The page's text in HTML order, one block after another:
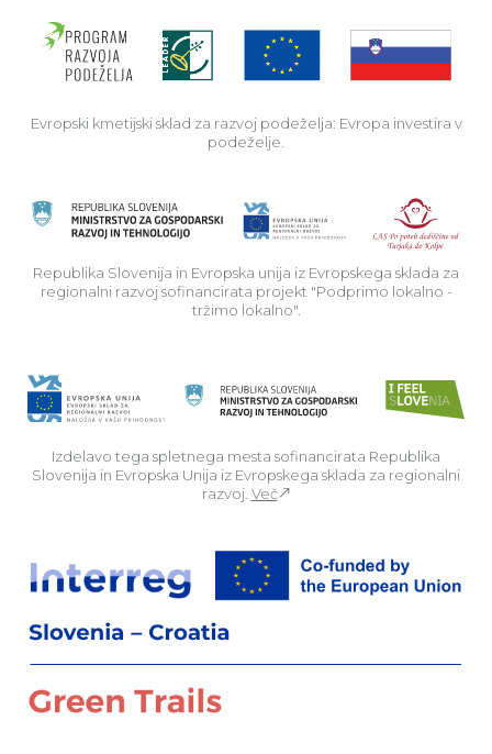
Evropski kmetijski sklad za razvoj podeželja: Evropa investira v
podeželje.
Republika Slovenija in Evropska unija iz Evropskega sklada za
regionalni razvoj sofinancirata projekt "Podprimo lokalno -
tržimo lokalno".
Izdelavo tega spletnega mesta sofinancirata Republika
Slovenija in Evropska Unija iz Evropskega sklada za regionalni
razvoj. Več